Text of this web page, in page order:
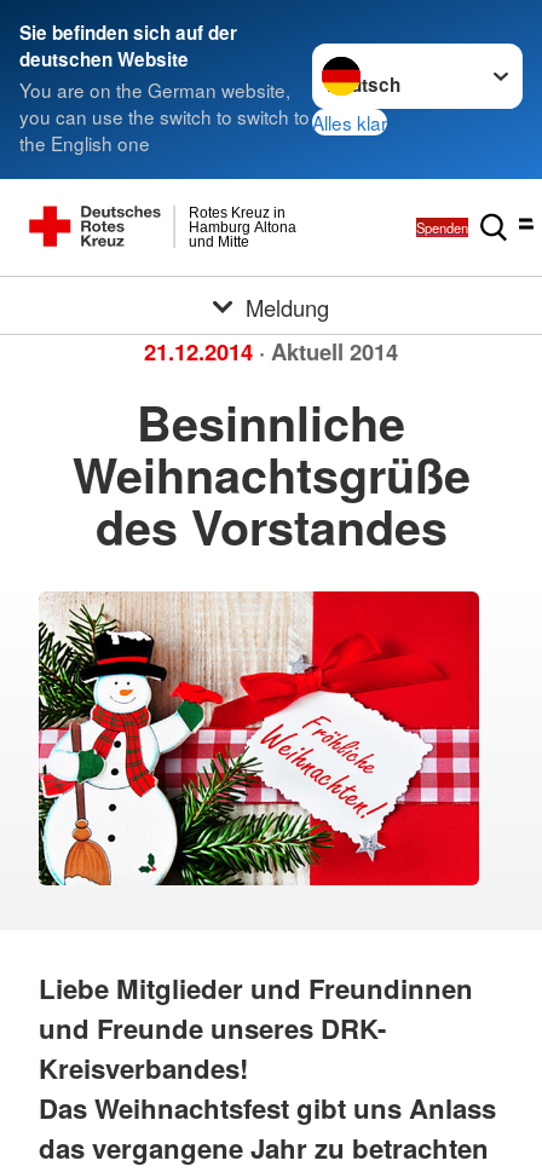
Sie befinden sich auf der
deutschen Website
You are on the German website,
you can use the switch to switch to
the English one
Sprache wechseln zu
Alles klar
und Mitte
Hamburg Altona
Rotes Kreuz in
Spenden
Meldung
21.12.2014 · Aktuell 2014
Besinnliche
Weihnachtsgrüße
des Vorstandes
Liebe Mitglieder und Freundinnen
und Freunde unseres DRK-
Kreisverbandes!
Das Weihnachtsfest gibt uns Anlass
das vergangene Jahr zu betrachten